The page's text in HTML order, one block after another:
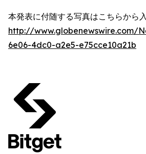
本発表に付随する写真はこちらから
http://www.globenewswire.com/
6e06-4dc0-a2e5-e75cce10a21b